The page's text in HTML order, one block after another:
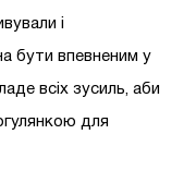
і
бути впевненим у
всіх зусиль, аби
для